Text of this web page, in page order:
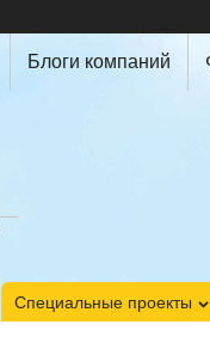
Блоги компаний
Специальные проекты